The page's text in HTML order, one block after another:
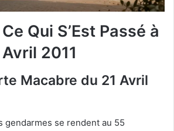
Qui S’Est Passé à
2011
Macabre du 21 Avril
gendarmes se rendent au 55